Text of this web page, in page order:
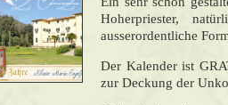
Hoherpriester,
ausserordentliche
Der Kalender ist
zur Deckung der